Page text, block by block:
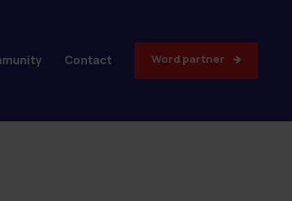
Contact Word partner